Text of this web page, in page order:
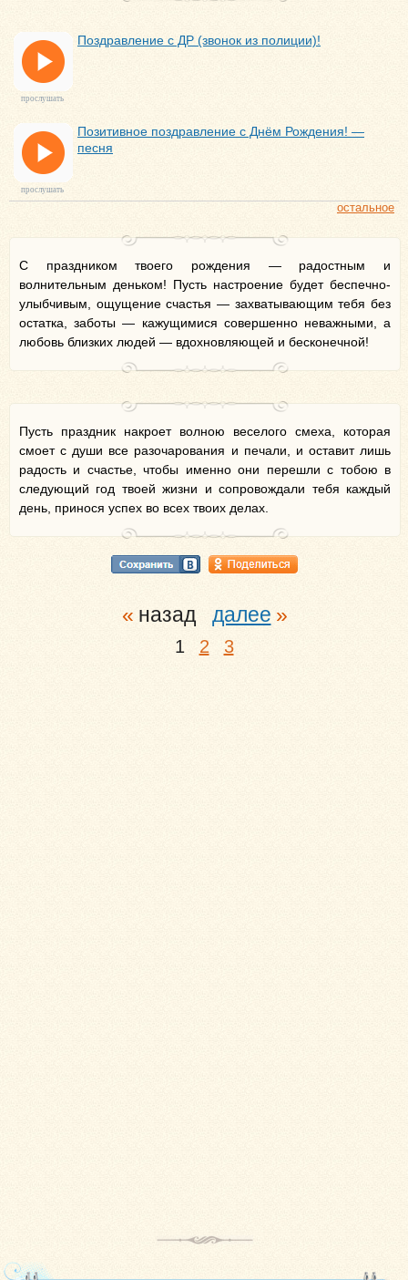
Поздравление с ДР (звонок из полиции)!
прослушать
Позитивное поздравление с Днём Рождения! —
песня
прослушать
остальное
С праздником твоего рождения — радостным и
волнительным деньком! Пусть настроение будет беспечно-
улыбчивым, ощущение счастья — захватывающим тебя без
остатка, заботы — кажущимися совершенно неважными, а
любовь близких людей — вдохновляющей и бесконечной!
Пусть праздник накроет волною веселого смеха, которая
смоет с души все разочарования и печали, и оставит лишь
радость и счастье, чтобы именно они перешли с тобою в
следующий год твоей жизни и сопровождали тебя каждый
день, принося успех во всех твоих делах.
назад
1 2 3
далее